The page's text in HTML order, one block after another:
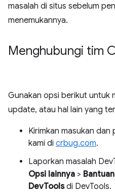
masalah di situs sebelum
menemukannya.
Menghubungi tim
Gunakan opsi berikut untuk
update, atau hal lain yang
Kirimkan masukan
kami di crbug.com.
Laporkan masalah
Opsi lainnya > Bantuan
DevToolsdi DevTools.